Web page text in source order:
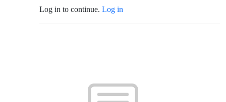
Log in to continue. Log in